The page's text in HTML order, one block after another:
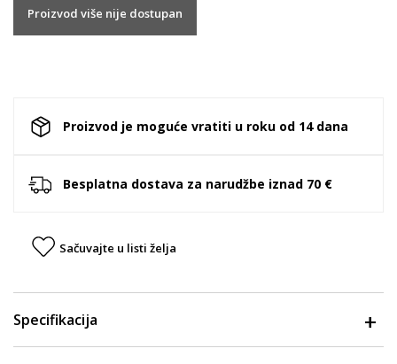
Proizvod više nije dostupan
Proizvod je moguće vratiti u roku od 14 dana
Besplatna dostava za narudžbe iznad 70 €
Sačuvajte u listi želja
Specifikacija